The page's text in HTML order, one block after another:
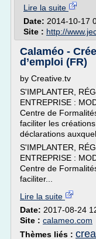
Lire la suite
Date: 2014-10-17
Site : http://
Calaméo -
d’emploi (FR)
by Creative.tv
S'IMPLANTER,
ENTREPRISE :
Centre de
faciliter les
déclarations
S'IMPLANTER,
ENTREPRISE :
Centre de
faciliter...
Lire la suite
Date: 2017-08-24
Site : calameo.com
Thèmes liés :